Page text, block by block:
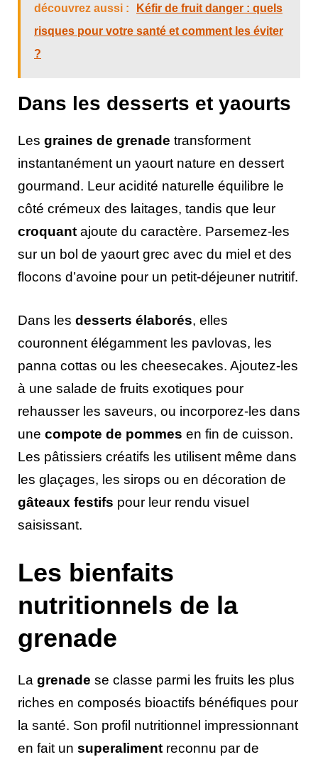
découvrez aussi :
Kéfir de fruit danger : quels
risques pour votre santé et comment les éviter
?
Dans les desserts et yaourts
Les graines de grenade transforment
instantanément un yaourt nature en dessert
gourmand. Leur acidité naturelle équilibre le
côté crémeux des laitages, tandis que leur
croquant ajoute du caractère. Parsemez-les
sur un bol de yaourt grec avec du miel et des
flocons d’avoine pour un petit-déjeuner nutritif.
Dans les desserts élaborés, elles
couronnent élégamment les pavlovas, les
panna cottas ou les cheesecakes. Ajoutez-les
à une salade de fruits exotiques pour
rehausser les saveurs, ou incorporez-les dans
une compote de pommes en fin de cuisson.
Les pâtissiers créatifs les utilisent même dans
les glaçages, les sirops ou en décoration de
gâteaux festifs pour leur rendu visuel
saisissant.
Les bienfaits
nutritionnels de la
grenade
La grenade se classe parmi les fruits les plus
riches en composés bioactifs bénéfiques pour
la santé. Son profil nutritionnel impressionnant
en fait un superaliment reconnu par de